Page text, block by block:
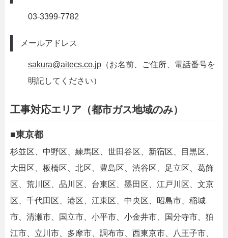
03-3399-7782
メールアドレス
sakura@aitecs.co.jp （お名前、ご住所、電話番号を
明記してください）
工事対応エリア（都市ガス地域のみ）
■東京都
杉並区、中野区、練馬区、世田谷区、新宿区、目黒区、
大田区、板橋区、北区、豊島区、渋谷区、足立区、葛飾
区、荒川区、品川区、台東区、墨田区、江戸川区、文京
区、千代田区、港区、江東区、中央区、昭島市、稲城
市、清瀬市、国立市、小平市、小金井市、国分寺市、狛
江市、立川市、多摩市、調布市、西東京市、八王子市、